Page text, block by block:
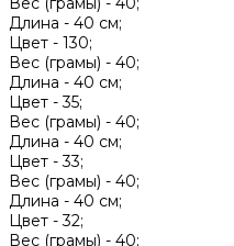
Длина - 40 см;
Цвет - 130;
Вес (грамы) - 40;
Длина - 40 см;
Цвет -35;
Вес (грамы) - 40;
Длина - 40 см;
Цвет -33;
Вес (грамы) - 40;
Длина - 40 см;
Цвет -32;
Вес (грамы) - 40;